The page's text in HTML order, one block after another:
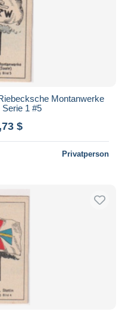
Montanwerke
Serie 1 #5
$
Privatperson